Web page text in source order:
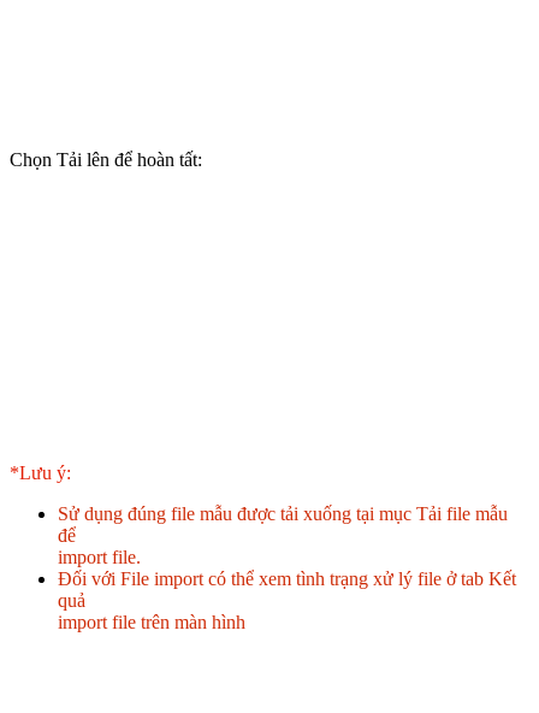
Chọn Tải lên để hoàn tất:
*Lưu ý:
Sử dụng đúng file mẫu được tải xuống tại mục Tải file mẫu
để
import file.
Đối với File import có thể xem tình trạng xử lý file ở tab Kết
quả
import file trên màn hình